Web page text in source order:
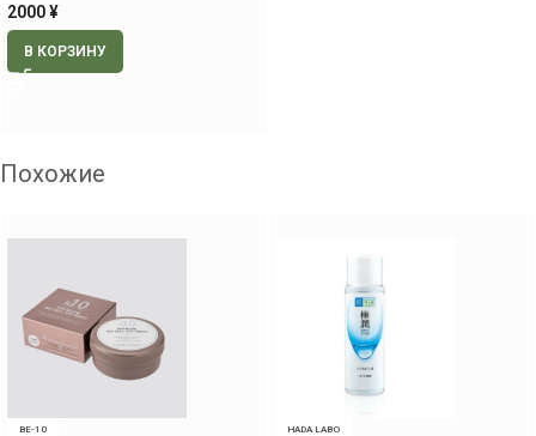
2000¥
В КОРЗИНУ
Похожие
BE-10 HADA LABO